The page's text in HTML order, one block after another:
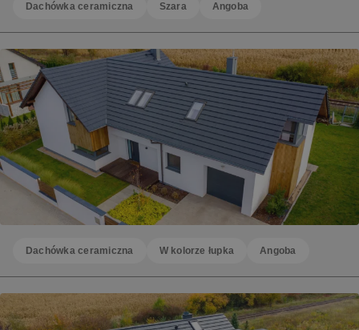
Dachówka ceramiczna Szara Angoba
Dachówka ceramiczna W kolorze łupka Angoba